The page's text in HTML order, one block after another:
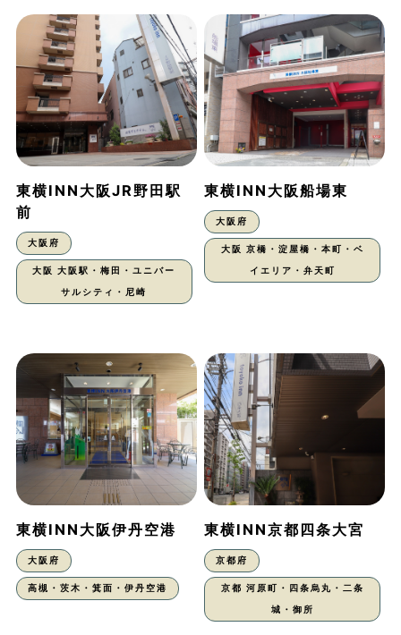
東横INN大阪JR野田駅
前
大阪府
大阪 大阪駅・梅田・ユニバー
サルシティ・尼崎
東横INN大阪船場東
大阪府
大阪 京橋・淀屋橋・本町・ベ
イエリア・弁天町
東横INN大阪伊丹空港
大阪府
高槻・茨木・箕面・伊丹空港
東横INN京都四条大宮
京都府
京都 河原町・四条烏丸・二条
城・御所